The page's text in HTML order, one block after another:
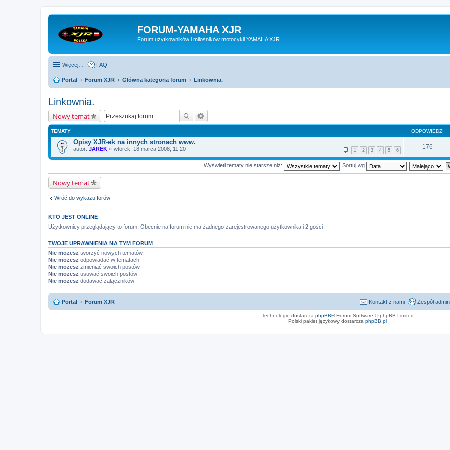
FORUM-YAMAHA XJR
Forum użytkowników i miłośników motocykli YAMAHA XJR.
Więcej… FAQ
Portal Forum XJR Główna kategoria forum Linkownia.
Linkownia.
Nowy temat
TEMATY ODPOWIEDZI
Opisy XJR-ek na innych stronach www.
1 2 3 4 5 6
autor: JAREK » wtorek, 18 marca 2008, 11:20 176
Wyświetl tematy nie starsze niż: Sortuj wg
Nowy temat
Wróć do wykazu forów
KTO JEST ONLINE
Użytkownicy przeglądający to forum: Obecnie na forum nie ma żadnego zarejestrowanego użytkownika i 2 gości
TWOJE UPRAWNIENIA NA TYM FORUM
Nie możesz tworzyć nowych tematów
Nie możesz odpowiadać w tematach
Nie możesz zmieniać swoich postów
Nie możesz usuwać swoich postów
Nie możesz dodawać załączników
Portal Forum XJR Zespół
Kontakt z nami
Technologię dostarcza phpBB® Forum Software © phpBB Limited
Polski pakiet językowy dostarcza phpBB.pl